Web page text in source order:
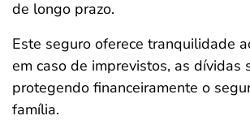
de longo prazo.
Este seguro oferece tranquilidade
em caso de imprevistos, as dívidas
protegendo financeiramente o
família.